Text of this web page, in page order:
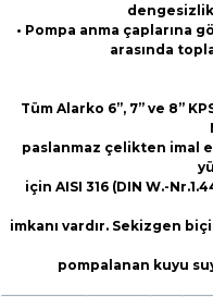
• Pompa anma çaplarına
arasında
Tüm Alarko 6”, 7” ve 8”
paslanmaz çelikten imal
için AISI 316 (DIN W.-
imkanı vardır. Sekizgen
pompalanan kuyu